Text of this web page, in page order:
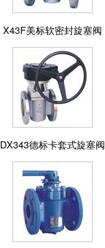
X43F美标软密封旋塞阀
DX343德标卡套式旋塞阀